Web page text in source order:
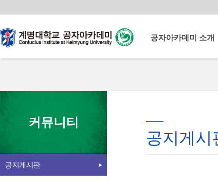
공자아카데미 소개
계명공자아카데미 연혁
원장 인사말
북경어언대학 소개
교원 소개
공자아카데미
중국교육부로부터 다양한
지원받아 양질의 중국어교육
커뮤니티
공지게시판
공지게시